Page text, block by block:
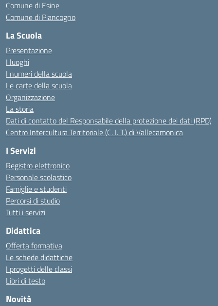
Comune di Esine
Comune di Piancogno
La Scuola
Presentazione
I luoghi
I numeri della scuola
Le carte della scuola
Organizzazione
La storia
Dati di contatto del Responsabile della protezione dei dati (RPD)
Centro Intercultura Territoriale (C. I. T.) di Vallecamonica
I Servizi
Registro elettronico
Personale scolastico
Famiglie e studenti
Percorsi di studio
Tutti i servizi
Didattica
Offerta formativa
Le schede didattiche
I progetti delle classi
Libri di testo
Novità